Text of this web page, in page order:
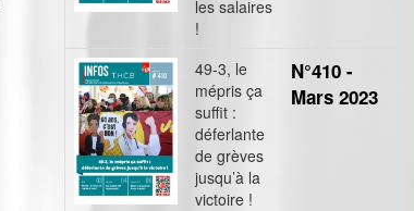
les salaires
!
49-3, le
mépris ça
suffit :
déferlante
de grèves
jusqu’à la
victoire !
N°410 -
Mars 2023